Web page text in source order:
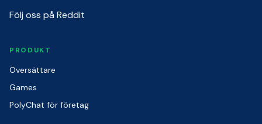
Följ oss på Reddit
PRODUKT
Översättare
Games
PolyChat för företag